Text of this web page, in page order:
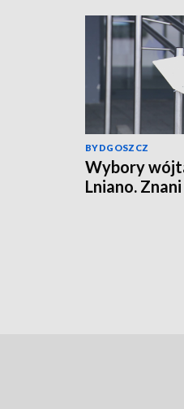
BYDGOSZCZ
Wybory
Lniano.